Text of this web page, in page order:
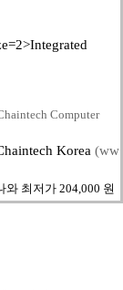
Computer
Korea (ww
최저가 204,000 원